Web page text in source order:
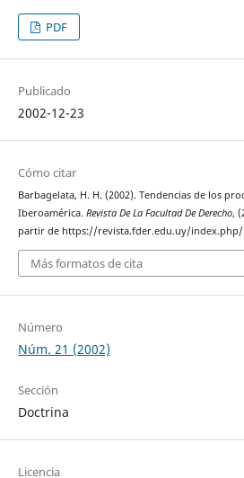
PDF
Publicado
2002-12-23
Cómo citar
Barbagelata, H. H. (2002). Tendencias de los
Iberoamérica. Revista De La Facultad De Derecho,
partir de https://revista.fder.edu.uy/
Más formatos de cita
Número
Núm. 21 (2002)
Sección
Doctrina
Licencia